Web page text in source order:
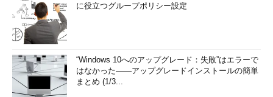
に役立つグループポリシー設定
“Windows 10へのアップグレード：失敗”はエラーで
はなかった――アップグレードインストールの簡単
まとめ (1/3...